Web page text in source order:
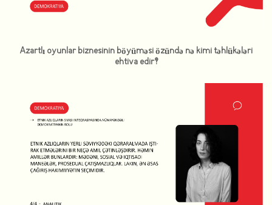
Azartlı oyunlar biznesinin böyüməsi özündə nə kimi təhlükələri
ehtiva edir?